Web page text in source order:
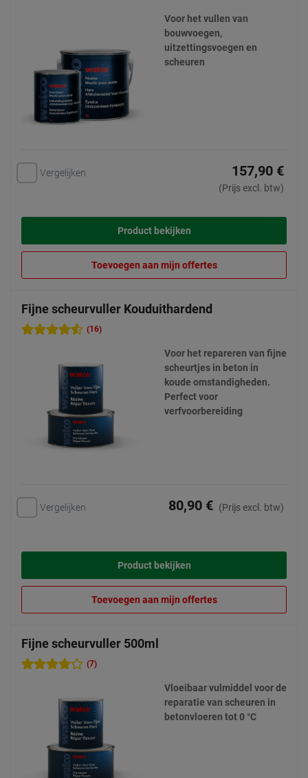
Voor het vullen van
bouwvoegen,
uitzettingsvoegen en
scheuren
Vergelijken 157,90 €
(Prijs excl. btw)
Product bekijken
Toevoegen aan mijn offertes
Fijne scheurvuller Kouduithardend
(16)
Voor het repareren van fijne
scheurtjes in beton in
koude omstandigheden.
Perfect voor
verfvoorbereiding
Vergelijken 80,90 € (Prijs excl. btw)
Product bekijken
Toevoegen aan mijn offertes
Fijne scheurvuller 500ml
(7)
Vloeibaar vulmiddel voor de
reparatie van scheuren in
betonvloeren tot 0 °C